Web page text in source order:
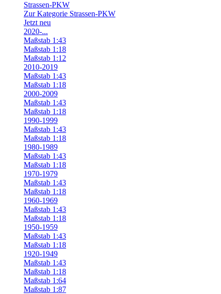
Strassen-PKW
Zur Kategorie Strassen-PKW
Jetzt neu
2020-...
Maßstab 1:43
Maßstab 1:18
Maßstab 1:12
2010-2019
Maßstab 1:43
Maßstab 1:18
2000-2009
Maßstab 1:43
Maßstab 1:18
1990-1999
Maßstab 1:43
Maßstab 1:18
1980-1989
Maßstab 1:43
Maßstab 1:18
1970-1979
Maßstab 1:43
Maßstab 1:18
1960-1969
Maßstab 1:43
Maßstab 1:18
1950-1959
Maßstab 1:43
Maßstab 1:18
1920-1949
Maßstab 1:43
Maßstab 1:18
Maßstab 1:64
Maßstab 1:87